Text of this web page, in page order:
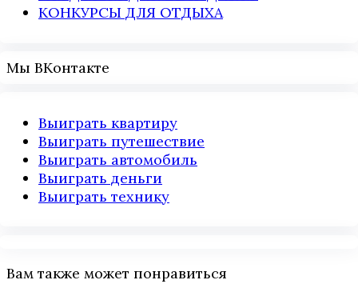
КОНКУРСЫ ДЛЯ ОТДЫХА
Мы ВКонтакте
Выиграть квартиру
Выиграть путешествие
Выиграть автомобиль
Выиграть деньги
Выиграть технику
Вам также может понравиться